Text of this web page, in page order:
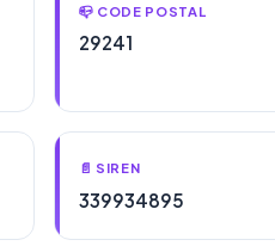
📪 CODE POSTAL
29241
📄 SIREN
339934895